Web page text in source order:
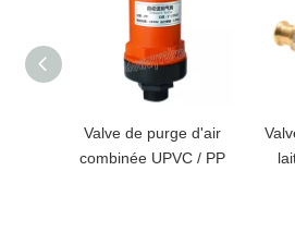
Valve de purge d'air
combinée UPVC / PP